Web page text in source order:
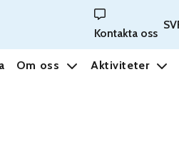
Kontakta oss
SV
Om oss Aktiviteter